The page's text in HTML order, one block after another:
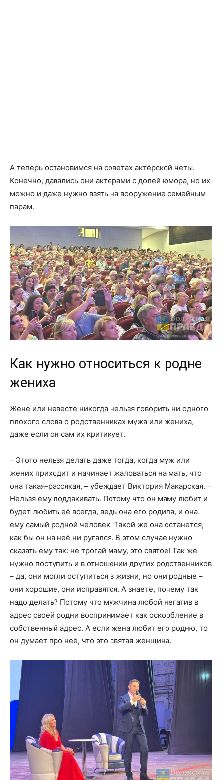
А теперь остановимся на советах актёрской четы.
Конечно, давались они актерами с долей юмора, но их
можно и даже нужно взять на вооружение семейным
парам.
Как нужно относиться к родне
жениха
Жене или невесте никогда нельзя говорить ни одного
плохого слова о родственниках мужа или жениха,
даже если он сам их критикует.
– Этого нельзя делать даже тогда, когда муж или
жених приходит и начинает жаловаться на мать, что
она такая-рассякая, – убеждает Виктория Макарская. –
Нельзя ему поддакивать. Потому что он маму любит и
будет любить её всегда, ведь она его родила, и она
ему самый родной человек. Такой же она останется,
как бы он на неё ни ругался. В этом случае нужно
сказать ему так: не трогай маму, это святое! Так же
нужно поступить и в отношении других родственников
– да, они могли оступиться в жизни, но они родные –
они хорошие, они исправятся. А знаете, почему так
надо делать? Потому что мужчина любой негатив в
адрес своей родни воспринимает как оскорбление в
собственный адрес. А если жена любит его родню, то
он думает про неё, что это святая женщина.